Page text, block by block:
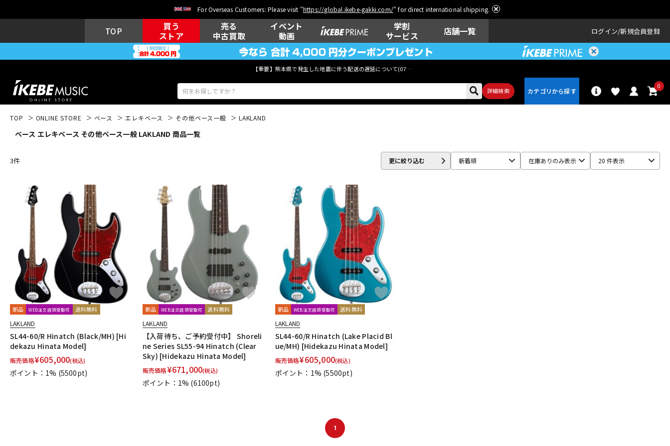
For Overseas Customers: Please visit "https://global.ikebe-gakki.com/" for direct international shipping.
TOP
買う
ストア
売る
中古買取
イベント
動画
学割
サービス
店舗一覧 ログイン 新規会員登録
【重要】熊本県で発生した地震に伴う配送の遅延について(07月29日
詳細検索
0
アコギ/エレ
キーボード 電子ピアノ 管楽器
DJ機器 DTM オンラ
イン納品
レコーディン
グ機器
中古 ヴィンテージ
TOP ONLINE STORE ベース エレキベース その他ベース一般 LAKLAND
ベース エレキベース その他ベース一般 LAKLAND 商品一覧
3件 更に絞り込む 新着順 在庫ありのみ表示 20 件表示
新品 WEB注文店頭受取可 送料無料
LAKLAND
SL44-60/R Hinatch (Black/MH) [Hi
dekazu Hinata Model]
販売価格¥605,000(税込)
ポイント：1% (5500pt)
新品 WEB注文店頭受取可 送料無料
LAKLAND
【入荷待ち、ご予約受付中】 Shoreli
ne Series SL55-94 Hinatch (Clear
Sky) [Hidekazu Hinata Model]
販売価格¥671,000(税込)
ポイント：1% (6100pt)
新品 WEB注文店頭受取可 送料無料
LAKLAND
SL44-60/R Hinatch (Lake Placid Bl
ue/MH) [Hidekazu Hinata Model]
販売価格¥605,000(税込)
ポイント：1% (5500pt)
1